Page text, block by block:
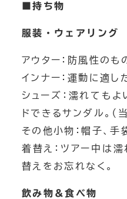
パックラフト ダウンリバ
■持ち物
服装・ウェアリング
アウター：防風性のも
インナー：運動に適し
シューズ：濡れても
ドできるサンダル。（
その他小物：帽子、手
着替え：ツアー中は
替えをお忘れなく。
飲み物＆食べ物